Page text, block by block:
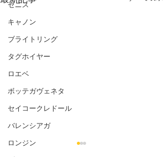
ゼニス
キャノン
ブライトリング
タグホイヤー
ロエベ
ボッテガヴェネタ
セイコークレドール
バレンシアガ
ロンジン